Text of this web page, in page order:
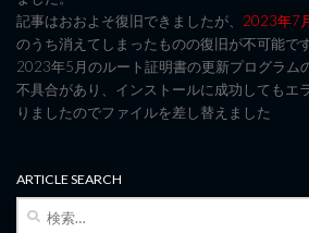
記事はおおよそ復旧できましたが、 2023年7
のうち消えてしまったものの復旧が不可能で
2023年5月のルート証明書の更新プログラム
不具合があり、インストールに成功してもエ
りましたのでファイルを差し替えました
ARTICLE SEARCH
検